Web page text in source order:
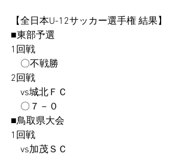
【全日本U-12サッカー選手権 結果】
■東部予選
1回戦
〇不戦勝
2回戦
vs城北ＦＣ
〇７－０
■鳥取県大会
1回戦
vs加茂ＳＣ